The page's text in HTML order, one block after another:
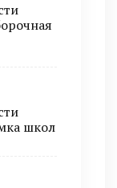
школ